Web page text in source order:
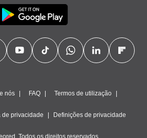
nós FAQ Termos de utilização
de privacidade Definições de privacidade
Todos os direitos reservados